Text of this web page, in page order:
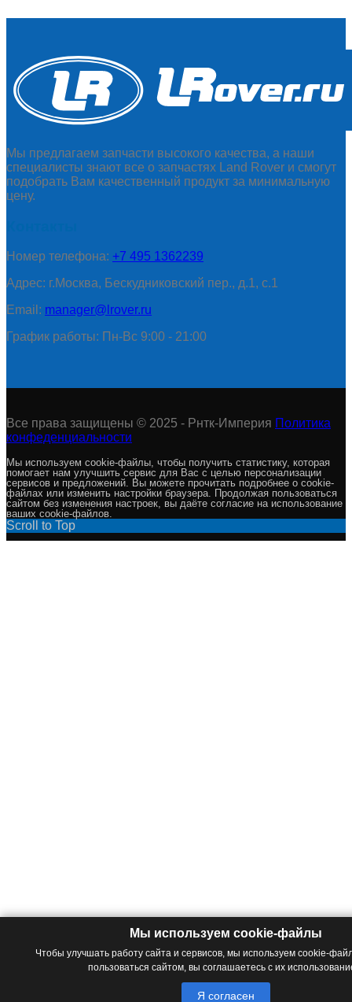
Мы используем cookie-файлы
Чтобы улучшать работу сайта и сервисов, мы используем cookie-
пользоваться сайтом, вы соглашаетесь с их
Я согласен
Мы предлагаем запчасти высокого качества, а наши
специалисты знают все о запчастях Land Rover и смогут
подобрать Вам качественный продукт за минимальную
цену.
Номер телефона: +7 495 1362239
Адрес: г.Москва, Бескудниковский пер., д.1, с.1
Email: manager@lrover.ru
График работы: Пн-Вс 9:00 - 21:00
Все права защищены © 2025 - Рнтк-Империя Политика
конфеденциальности
Мы используем cookie-файлы, чтобы получить статистику, которая
помогает нам улучшить сервис для Вас с целью персонализации
сервисов и предложений. Вы можете прочитать подробнее о cookie-
файлах или изменить настройки браузера. Продолжая пользоваться
сайтом без изменения настроек, вы даёте согласие на использование
ваших cookie-файлов.
Scroll to Top